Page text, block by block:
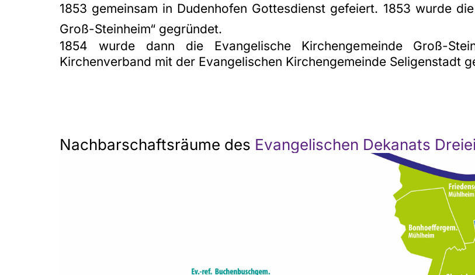
1853 gemeinsam in Dudenhofen Gottesdienst gefeiert. 1853 wurde
Groß-Steinheim“ gegründet.
1854 wurde dann die Evangelische Kirchengemeinde Groß-
Kirchenverband mit der Evangelischen Kirchengemeinde Seligenstadt
Nachbarschaftsräume des Evangelischen Dekanats